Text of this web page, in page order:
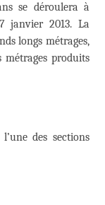
se déroulera à
janvier 2013. La
longs métrages,
métrages produits
des sections